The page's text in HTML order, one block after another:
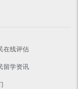
在线评估
留学资讯